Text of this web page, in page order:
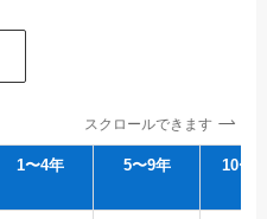
スクロールできます
1〜4年 5〜9年 10〜